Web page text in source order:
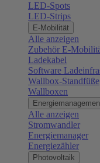
LED-Spots
LED-Strips
E-Mobilität
Alle anzeigen
Zubehör E-
Ladekabel
Software
Wallbox-Standfüße
Wallboxen
Alle anzeigen
Stromwandler
Energiemanager
Energiezähler
Photovoltaik